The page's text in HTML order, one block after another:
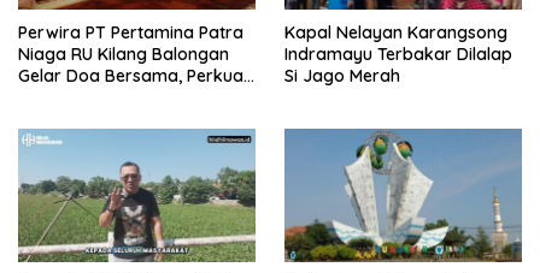
Perwira PT Pertamina Patra
Niaga RU Kilang Balongan
Gelar Doa Bersama, Perkuat
Kapal Nelayan Karangsong
Indramayu Terbakar Dilalap
Si Jago Merah